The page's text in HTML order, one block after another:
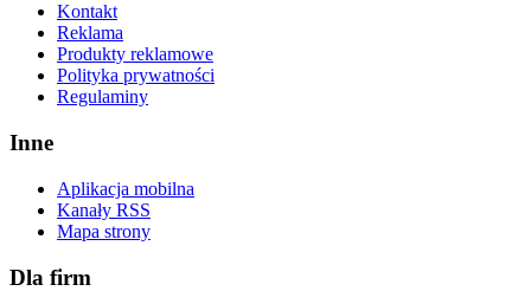
Kontakt
Reklama
Produkty reklamowe
Polityka prywatności
Regulaminy
Inne
Aplikacja mobilna
Kanały RSS
Mapa strony
Dla firm